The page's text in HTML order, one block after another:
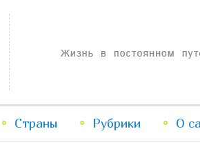
Жизнь в постоянном путешествии
Страны Рубрики О